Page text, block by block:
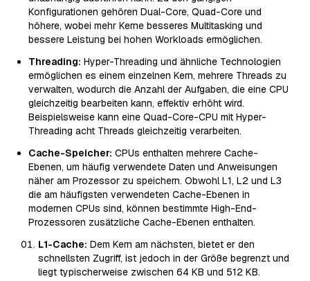
Konfigurationen gehören Dual-Core, Quad-Core und
höhere, wobei mehr Kerne besseres Multitasking und
bessere Leistung bei hohen Workloads ermöglichen.
Threading: Hyper-Threading und ähnliche Technologien
ermöglichen es einem einzelnen Kern, mehrere Threads zu
verwalten, wodurch die Anzahl der Aufgaben, die eine CPU
gleichzeitig bearbeiten kann, effektiv erhöht wird.
Beispielsweise kann eine Quad-Core-CPU mit Hyper-
Threading acht Threads gleichzeitig verarbeiten.
Cache-Speicher: CPUs enthalten mehrere Cache-
Ebenen, um häufig verwendete Daten und Anweisungen
näher am Prozessor zu speichern. Obwohl L1, L2 und L3
die am häufigsten verwendeten Cache-Ebenen in
modernen CPUs sind, können bestimmte High-End-
Prozessoren zusätzliche Cache-Ebenen enthalten.
L1-Cache: Dem Kern am nächsten, bietet er den
schnellsten Zugriff, ist jedoch in der Größe begrenzt und
liegt typischerweise zwischen 64 KB und 512 KB.